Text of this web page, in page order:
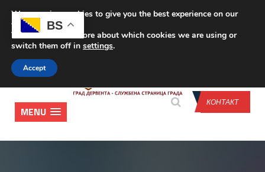
CONTACT US
КОНТАКТ
MENU
BS
We are using cookies to give you the best experience on our
website.
You can find out more about which cookies we are using or
switch them off in settings.
Accept